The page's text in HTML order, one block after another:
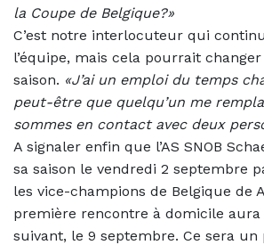
la Coupe de Belgique?»
C’est notre interlocuteur qui
l’équipe, mais cela pourrait
saison. «J’ai un emploi du temps
peut-être que quelqu’un me
sommes en contact avec deux
A signaler enfin que l’AS SNOB
sa saison le vendredi 2 septembre
les vice-champions de Belgique de
première rencontre à domicile
suivant, le 9 septembre. Ce sera